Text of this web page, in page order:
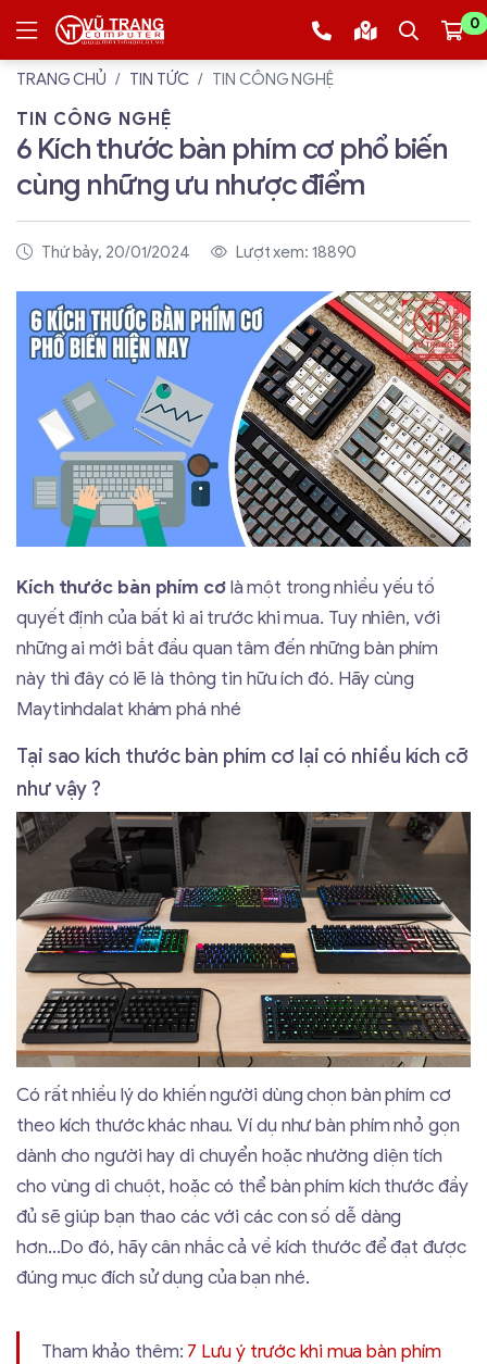
0
TRANG CHỦ TIN TỨC TIN CÔNG NGHỆ
TIN CÔNG NGHỆ
6 Kích thước bàn phím cơ phổ biến
cùng những ưu nhược điểm
Thứ bảy, 20/01/2024 Lượt xem: 18890
Kích thước bàn phím cơlà một trong nhiều yếu tố
quyết định của bất kì ai trước khi mua. Tuy nhiên, với
những ai mới bắt đầu quan tâm đến những bàn phím
này thì đây có lẽ là thông tin hữu ích đó. Hãy cùng
Maytinhdalat khám phá nhé
Tại sao kích thước bàn phím cơ lại có nhiều kích cỡ
như vậy ?
Có rất nhiều lý do khiến người dùng chọn bàn phím cơ
theo kích thước khác nhau. Ví dụ như bàn phím nhỏ gọn
dành cho người hay di chuyển hoặc nhường diện tích
cho vùng di chuột, hoặc có thể bàn phím kích thước đầy
đủ sẽ giúp bạn thao các với các con số dễ dàng
hơn...Do đó, hãy cân nhắc cả về kích thước để đạt được
đúng mục đích sử dụng của bạn nhé.
Tham khảo thêm: 7 Lưu ý trước khi mua bàn phím